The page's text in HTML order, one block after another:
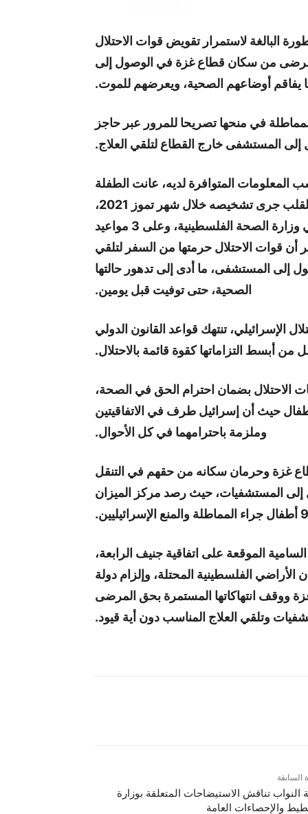
البالغة لاستمرار تقويض قوات الاحتلال
المرضى من سكان قطاع غزة في الوصول إلى
يفاقم أوضاعهم الصحية، ويعرضهم للموت.
في منحها تصريحا للمرور عبر حاجز
المستشفى خارج القطاع لتلقي العلاج.
المعلومات المتوافرة لديه، عانت الطفلة
البالغة من العمر عاماً وسبعة أشهر، من ثقب في القلب جرى تشخيصه خلال شهر تموز 2021،
وحصلت على تحويل طبي من دائرة العلاج بالخارج في وزارة الصحة الفلسطينية، وعلى 3 مواعيد
قوات الاحتلال حرمتها من السفر لتلقي
إلى المستشفى، ما أدى إلى تدهور حالتها
الصحية، حتى توفيت قبل يومين.
تنتهك قواعد القانون الدولي
من أبسط التزاماتها كقوة قائمة بالاحتلال.
الاحتلال بضمان احترام الحق في الصحة،
حيث أن إسرائيل طرف في الاتفاقيتين
وملزمة باحترامهما في كل الأحوال.
غزة وحرمان سكانه من حقهم في التنقل
المستشفيات، حيث رصد مركز الميزان
الموقعة على اتفاقية جنيف الرابعة،
الأراضي الفلسطينية المحتلة، وإلزام دولة
غزة ووقف انتهاكاتها المستمرة بحق المرضى
وتلقي العلاج المناسب دون أية قيود.
السابقة
النواب تناقش الاستيضاحات المتعلقة بوزارة
والإحصاءات العامة